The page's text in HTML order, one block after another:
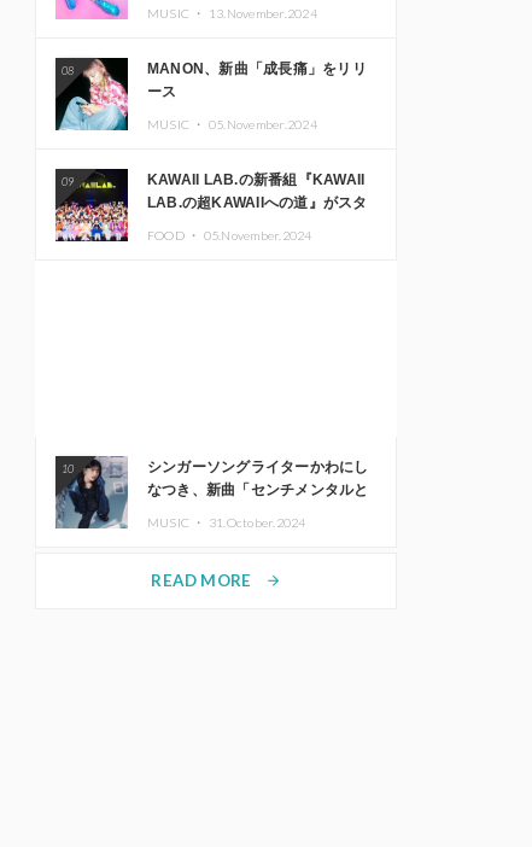
MUSIC ・ 13.November.2024
08
MANON、新曲「成長痛」をリリ
ース
MUSIC ・ 05.November.2024
09
KAWAII LAB.の新番組『KAWAII
LAB.の超KAWAIIへの道』がスタ
FOOD ・ 05.November.2024
10
シンガーソングライターかわにし
なつき、新曲「センチメンタルと
MUSIC ・ 31.October.2024
READ MORE arrow_forward